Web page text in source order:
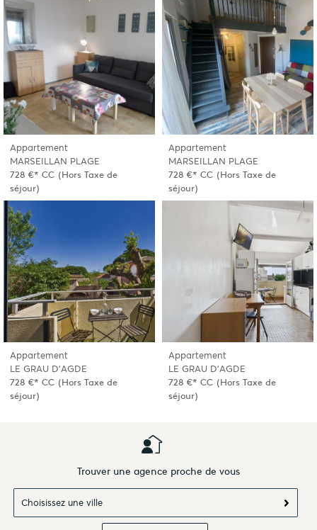
Appartement
MARSEILLAN PLAGE
728 €* CC(Hors Taxe de
séjour)
Appartement
MARSEILLAN PLAGE
728 €* CC(Hors Taxe de
séjour)
Appartement
LE GRAU D'AGDE
728 €* CC(Hors Taxe de
séjour)
Appartement
LE GRAU D'AGDE
728 €* CC(Hors Taxe de
séjour)
Trouver une agence proche de vous
Choisissez une ville